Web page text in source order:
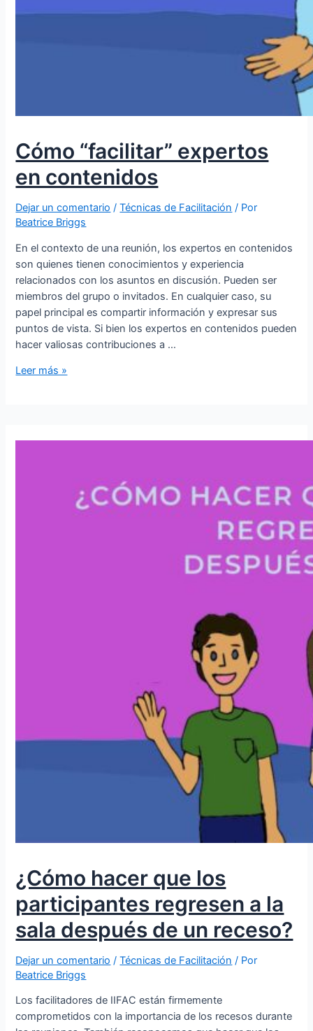
Cómo “facilitar” expertos
en contenidos
Dejar un comentario /Técnicas de Facilitación / Por
Beatrice Briggs
En el contexto de una reunión, los expertos en contenidos
son quienes tienen conocimientos y experiencia
relacionados con los asuntos en discusión. Pueden ser
miembros del grupo o invitados. En cualquier caso, su
papel principal es compartir información y expresar sus
puntos de vista. Si bien los expertos en contenidos pueden
hacer valiosas contribuciones a …
Leer más »
¿Cómo hacer que los
participantes regresen a la
sala después de un receso?
Dejar un comentario /Técnicas de Facilitación / Por
Beatrice Briggs
Los facilitadores de IIFAC están firmemente
comprometidos con la importancia de los recesos durante